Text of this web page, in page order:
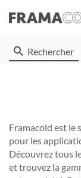
Rechercher
Framacold est le
pour les
Découvrez tous
et trouvez la